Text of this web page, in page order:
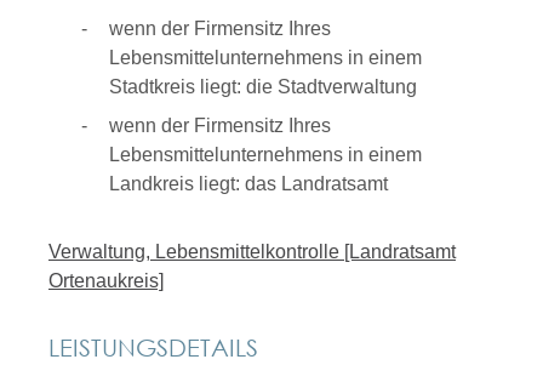
wenn der Firmensitz Ihres
Lebensmittelunternehmens in einem
Stadtkreis liegt: die Stadtverwaltung
wenn der Firmensitz Ihres
Lebensmittelunternehmens in einem
Landkreis liegt: das Landratsamt
Verwaltung, Lebensmittelkontrolle [Landratsamt
Ortenaukreis]
LEISTUNGSDETAILS